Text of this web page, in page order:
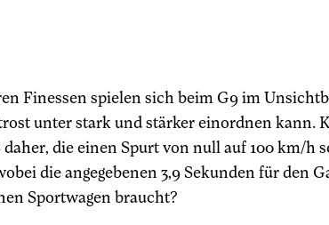
Finessen spielen sich beim G9 im
unter stark und stärker einordnen kann.
die einen Spurt von null auf 100 km/h
die angegebenen 3,9 Sekunden für den
Sportwagen braucht?